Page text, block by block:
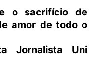
o sacrifício de
amor de todo o
Jornalista Uni